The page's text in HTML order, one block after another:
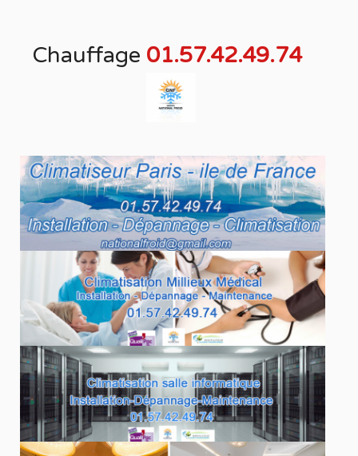
Chauffage 01.57.42.49.74